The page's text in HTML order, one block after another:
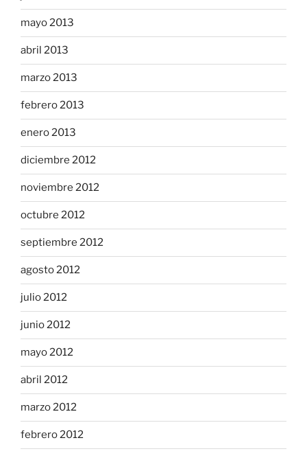
mayo 2013
abril 2013
marzo 2013
febrero 2013
enero 2013
diciembre 2012
noviembre 2012
octubre 2012
septiembre 2012
agosto 2012
julio 2012
junio 2012
mayo 2012
abril 2012
marzo 2012
febrero 2012